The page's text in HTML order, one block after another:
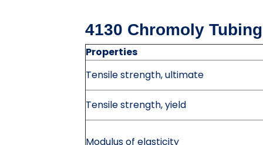
4130 Chromoly
Properties
Tensile strength, ultimate
Tensile strength, yield
Modulus of elasticity